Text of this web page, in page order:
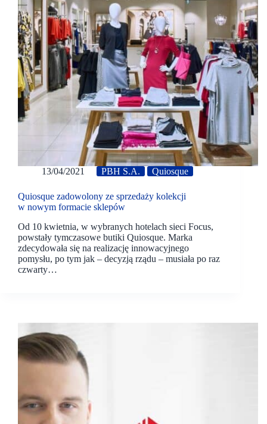
13/04/2021 PBH S.A. Quiosque
Quiosque zadowolony ze sprzedaży kolekcji
w nowym formacie sklepów
Od 10 kwietnia, w wybranych hotelach sieci Focus,
powstały tymczasowe butiki Quiosque. Marka
zdecydowała się na realizację innowacyjnego
pomysłu, po tym jak – decyzją rządu – musiała po raz
czwarty…